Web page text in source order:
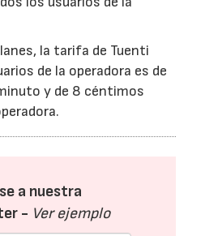
la tarifa de Tuenti
de la operadora es de
y de 8 céntimos
a nuestra
- Ver ejemplo